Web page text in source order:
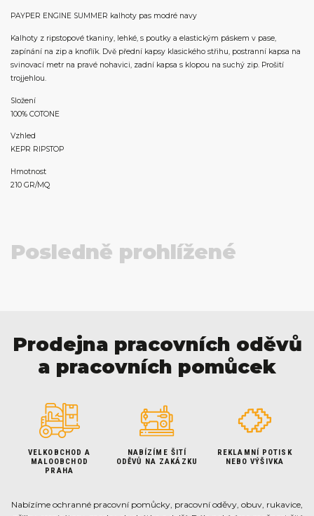
PAYPER ENGINE SUMMER kalhoty pas modré navy
Kalhoty z ripstopové tkaniny, lehké, s poutky a elastickým páskem v pase,
zapínání na zip a knoflík. Dvě přední kapsy klasického střihu, postranní kapsa na
svinovací metr na pravé nohavici, zadní kapsa s klopou na suchý zip. Prošití
trojjehlou.
Složení
100% COTONE
Vzhled
KEPR RIPSTOP
Hmotnost
210 GR/MQ
Posledně prohlížené
Prodejna pracovních oděvů
a pracovních pomůcek
VELKOBCHOD A
MALOOBCHOD
PRAHA
NABÍZÍME ŠITÍ
ODĚVŮ NA ZAKÁZKU
REKLAMNÍ POTISK
NEBO VÝŠIVKA
Nabízíme ochranné pracovní pomůcky, pracovní oděvy, obuv, rukavice,